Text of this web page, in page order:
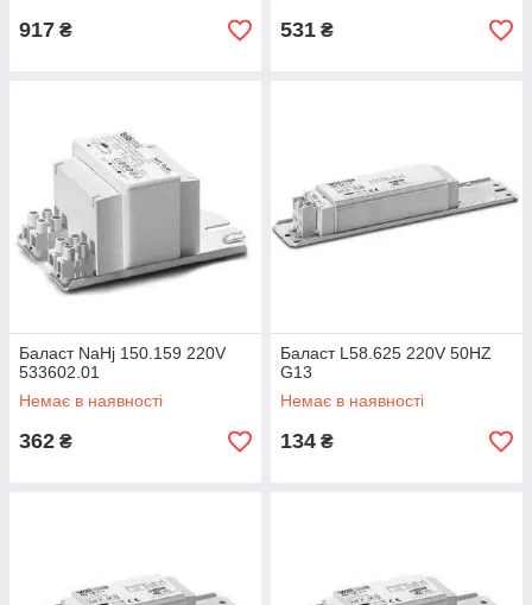
917 ₴ 531 ₴
Баласт NaHj 150.159 220V
533602.01
Немає в наявності
362 ₴
Баласт L58.625 220V 50HZ
G13
Немає в наявності
134 ₴